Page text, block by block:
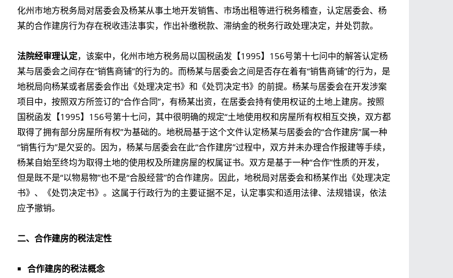
化州市地方税务局对居委会及杨某从事土地开发销售、市场出租等进行税务稽查，认定居委会、杨
某的合作建房行为存在税收违法事实，作出补缴税款、滞纳金的税务行政处理决定，并处罚款。
法院经审理认定，该案中，化州市地方税务局以国税函发【1995】156号第十七问中的解答认定杨
某与居委会之间存在“销售商铺”的行为的。而杨某与居委会之间是否存在着有“销售商铺”的行为，是
地税局向杨某或者居委会作出《处理决定书》和《处罚决定书》的前提。杨某与居委会在开发涉案
项目中，按照双方所签订的“合作合同”，有杨某出资，在居委会持有使用权证的土地上建房。按照
国税函发【1995】156号第十七问，其中很明确的规定“土地使用权和房屋所有权相互交换，双方都
取得了拥有部分房屋所有权”为基础的。地税局基于这个文件认定杨某与居委会的“合作建房”属一种
“销售行为”是欠妥的。因为，杨某与居委会在此“合作建房”过程中，双方并未办理合作报建等手续，
杨某自始至终均为取得土地的使用权及所建房屋的权属证书。双方是基于一种“合作”性质的开发，
但是既不是“以物易物”也不是“合股经营”的合作建房。因此，地税局对居委会和杨某作出《处理决定
书》、《处罚决定书》。这属于行政行为的主要证据不足，认定事实和适用法律、法规错误，依法
应予撤销。
二、合作建房的税法定性
合作建房的税法概念